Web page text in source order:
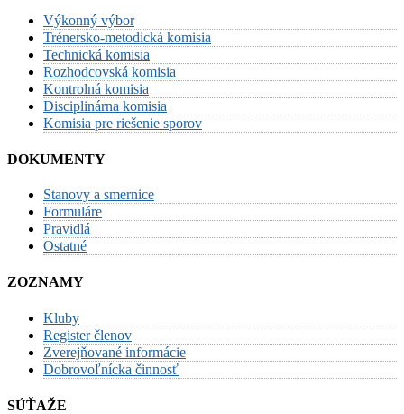
Výkonný výbor
Trénersko-metodická komisia
Technická komisia
Rozhodcovská komisia
Kontrolná komisia
Disciplinárna komisia
Komisia pre riešenie sporov
DOKUMENTY
Stanovy a smernice
Formuláre
Pravidlá
Ostatné
ZOZNAMY
Kluby
Register členov
Zverejňované informácie
Dobrovoľnícka činnosť
SÚŤAŽE